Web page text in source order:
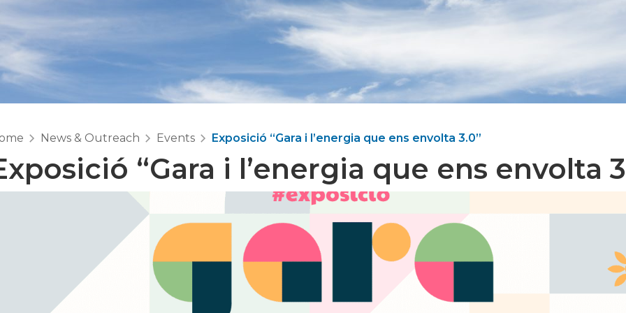
News & Outreach Events Exposició “Gara i l’energia que ens envolta 3.0”
“Gara i l’energia que ens envolta